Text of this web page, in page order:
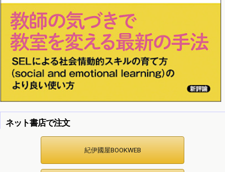
ネット書店で注文
紀伊國屋BOOKWEB